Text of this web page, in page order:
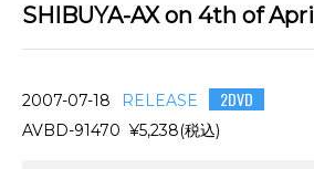
SHIBUYA-AX on 4th of
2007-07-18 RELEASE 2DVD
AVBD-91470 ¥5,238(税込)